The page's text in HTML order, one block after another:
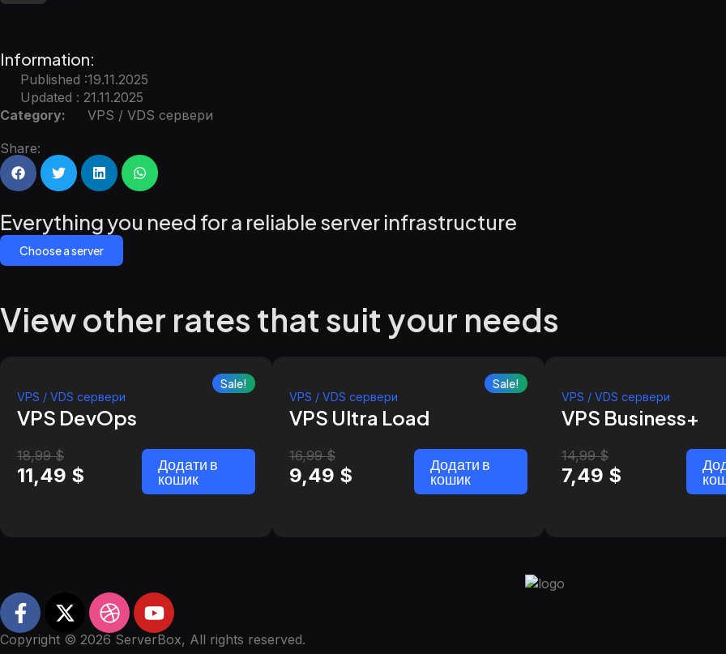
Information:
Published :19.11.2025
Updated : 21.11.2025
Category:
VPS / VDS сервери
Share:
Everything you need for a reliable server infrastructure
Choose a server
View other rates that suit your needs
Sale!
VPS / VDS сервери
VPS DevOps
18,99$
11,49 $ Додати в
кошик
Sale!
VPS / VDS сервери
VPS Ultra Load
16,99$
9,49 $ Додати в
кошик
VPS / VDS сервери
VPS Business+
14,99$
7,49 $
Copyright © 2026 ServerBox, All rights reserved.